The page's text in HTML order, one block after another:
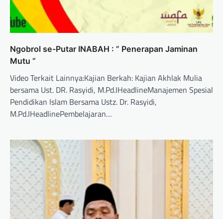
Ngobrol se-Putar INABAH : ” Penerapan Jaminan
Mutu “
Video Terkait Lainnya:Kajian Berkah: Kajian Akhlak Mulia
bersama Ust. DR. Rasyidi, M.Pd.IHeadlineManajemen Spesial
Pendidikan Islam Bersama Ustz. Dr. Rasyidi,
M.Pd.IHeadlinePembelajaran…